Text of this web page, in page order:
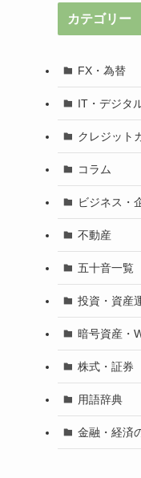
カテゴリー
FX・為替
IT・デジタ
クレジット
コラム
ビジネス・
不動産
五十音一覧
投資・資産
暗号資産・
株式・証券
用語辞典
金融・経済